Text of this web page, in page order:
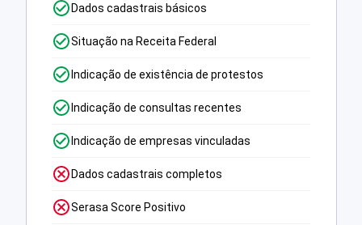
Dados cadastrais básicos
Situação na Receita Federal
Indicação de existência de protestos
Indicação de consultas recentes
Indicação de empresas vinculadas
Dados cadastrais completos
Serasa Score Positivo